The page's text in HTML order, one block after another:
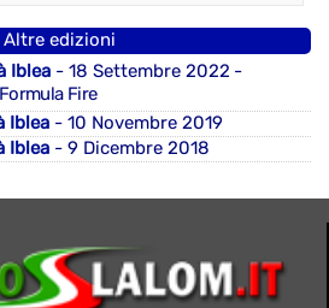
Altre edizioni
Iblea - 18 Settembre 2022 -
Fire
Iblea - 10 Novembre 2019
Iblea - 9 Dicembre 2018